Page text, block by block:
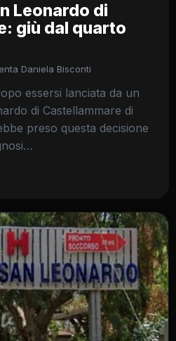
Leonardo di
giù dal quarto
Daniela Bisconti
essersi lanciata da un
di Castellammare di
preso questa decisione